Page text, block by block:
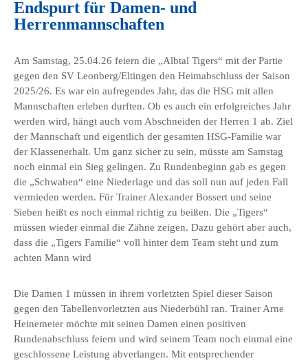
Endspurt für Damen- und
Herrenmannschaften
Am Samstag, 25.04.26 feiern die „Albtal Tigers“ mit der Partie
gegen den SV Leonberg/Eltingen den Heimabschluss der Saison
2025/26. Es war ein aufregendes Jahr, das die HSG mit allen
Mannschaften erleben durften. Ob es auch ein erfolgreiches Jahr
werden wird, hängt auch vom Abschneiden der Herren 1 ab. Ziel
der Mannschaft und eigentlich der gesamten HSG-Familie war
der Klassenerhalt. Um ganz sicher zu sein, müsste am Samstag
noch einmal ein Sieg gelingen. Zu Rundenbeginn gab es gegen
die „Schwaben“ eine Niederlage und das soll nun auf jeden Fall
vermieden werden. Für Trainer Alexander Bossert und seine
Sieben heißt es noch einmal richtig zu beißen. Die „Tigers“
müssen wieder einmal die Zähne zeigen. Dazu gehört aber auch,
dass die „Tigers Familie“ voll hinter dem Team steht und zum
achten Mann wird
Die Damen 1 müssen in ihrem vorletzten Spiel dieser Saison
gegen den Tabellenvorletzten aus Niederbühl ran. Trainer Arne
Heinemeier möchte mit seinen Damen einen positiven
Rundenabschluss feiern und wird seinem Team noch einmal eine
geschlossene Leistung abverlangen. Mit entsprechender